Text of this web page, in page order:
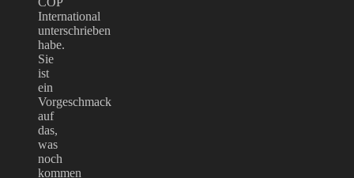
International
unterschrieben
habe.
Sie
ist
ein
Vorgeschmack
auf
das,
was
noch
kommen